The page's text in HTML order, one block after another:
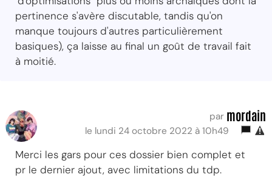
pertinence s'avère discutable, tandis qu'on
manque toujours d'autres particulièrement
basiques), ça laisse au final un goût de travail fait
à moitié.
par mordain
le lundi 24 octobre 2022 à 10h49
Merci les gars pour ces dossier bien complet et
pr le dernier ajout, avec limitations du tdp.